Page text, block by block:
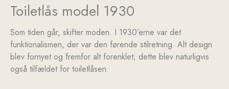
Toiletlås model 1930
Som tiden går, skifter moden. I 1930’erne var det
funktionalismen, der var den førende stilretning. Alt design
blev fornyet og fremfor alt forenklet; dette blev naturligvis
også tilfældet for toiletlåsen.
1930
antal